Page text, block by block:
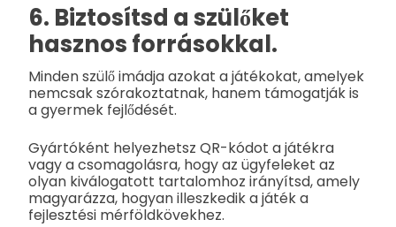
6. Biztosítsd a szülőket
hasznos forrásokkal.
Minden szülő imádja azokat a játékokat, amelyek
nemcsak szórakoztatnak, hanem támogatják is
a gyermek fejlődését.
Gyártóként helyezhetsz QR-kódot a játékra
vagy a csomagolásra, hogy az ügyfeleket az
olyan kiválogatott tartalomhoz irányítsd, amely
magyarázza, hogyan illeszkedik a játék a
fejlesztési mérföldkövekhez.